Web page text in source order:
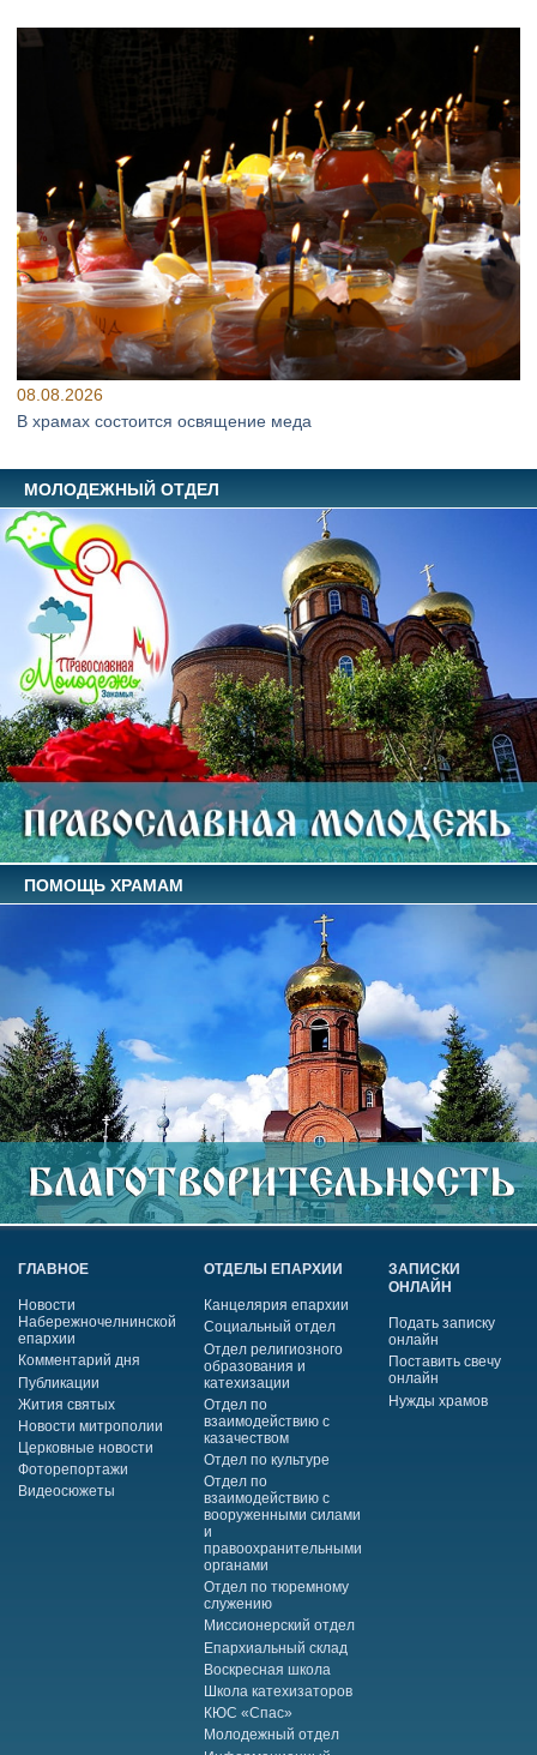
08.08.2026
В храмах состоится освящение меда
МОЛОДЕЖНЫЙ ОТДЕЛ
ПОМОЩЬ ХРАМАМ
ГЛАВНОЕ
Новости
Набережночелнинской
епархии
Комментарий дня
Публикации
Жития святых
Новости митрополии
Церковные новости
Фоторепортажи
Видеосюжеты
ОТДЕЛЫ ЕПАРХИИ
Канцелярия епархии
Социальный отдел
Отдел религиозного
образования и
катехизации
Отдел по
взаимодействию с
казачеством
Отдел по культуре
Отдел по
взаимодействию с
вооруженными силами
и
правоохранительными
органами
Отдел по тюремному
служению
Миссионерский отдел
Епархиальный склад
Воскресная школа
Школа катехизаторов
КЮС «Спас»
Молодежный отдел
ЗАПИСКИ
ОНЛАЙН
Подать записку
онлайн
Поставить свечу
онлайн
Нужды храмов